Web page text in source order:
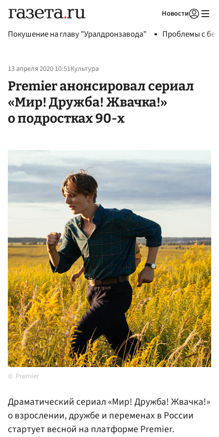
Новости
Покушение на главу "Уралдронзавода" Проблемы с
13 апреля 2020 10:51Культура
Premier анонсировал сериал
«Мир! Дружба! Жвачка!»
о подростках 90-х
Premier
Драматический сериал «Мир! Дружба! Жвачка!»
о взрослении, дружбе и переменах в России
стартует весной на платформе Premier.